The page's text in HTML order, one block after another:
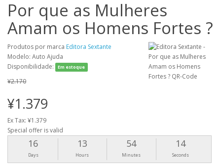
Por que as Mulheres
Amam os Homens Fortes ?
Produtos por marca Editora Sextante
Modelo: Auto Ajuda
Disponibilidade:
Em estoque
¥2.170
¥1.379
Ex Tax: ¥1.379
Special offer is valid
16
Days
13
Hours
54
Minutes
14
Seconds